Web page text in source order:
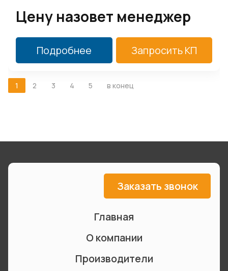
Цену назовет менеджер
Подробнее Запросить КП
1 2 3 4 5 в конец
Заказать звонок
Главная
О компании
Производители